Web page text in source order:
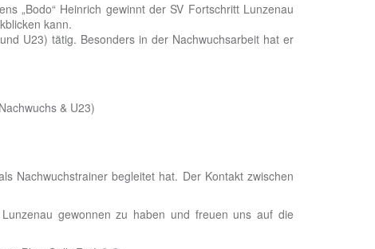
„Bodo“ Heinrich gewinnt der SV Fortschritt Lunzenau
kann.
U23) tätig. Besonders in der Nachwuchsarbeit hat er
& U23)
Nachwuchstrainer begleitet hat. Der Kontakt zwischen
gewonnen zu haben und freuen uns auf die